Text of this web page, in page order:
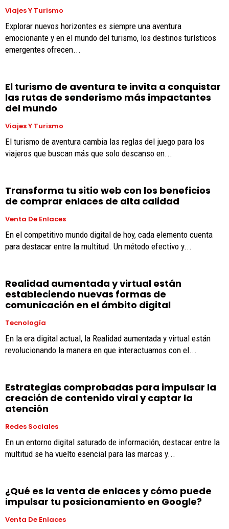
Viajes Y Turismo
Explorar nuevos horizontes es siempre una aventura
emocionante y en el mundo del turismo, los destinos turísticos
emergentes ofrecen...
El turismo de aventura te invita a conquistar
las rutas de senderismo más impactantes
del mundo
Viajes Y Turismo
El turismo de aventura cambia las reglas del juego para los
viajeros que buscan más que solo descanso en...
Transforma tu sitio web con los beneficios
de comprar enlaces de alta calidad
Venta De Enlaces
En el competitivo mundo digital de hoy, cada elemento cuenta
para destacar entre la multitud. Un método efectivo y...
Realidad aumentada y virtual están
estableciendo nuevas formas de
comunicación en el ámbito digital
Tecnología
En la era digital actual, la Realidad aumentada y virtual están
revolucionando la manera en que interactuamos con el...
Estrategias comprobadas para impulsar la
creación de contenido viral y captar la
atención
Redes Sociales
En un entorno digital saturado de información, destacar entre la
multitud se ha vuelto esencial para las marcas y...
¿Qué es la venta de enlaces y cómo puede
impulsar tu posicionamiento en Google?
Venta De Enlaces